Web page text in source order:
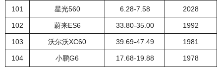
101 星光560 6.28-7.58 2028
102 蔚来ES6 33.80-35.00 1992
103 沃尔沃XC60 39.69-47.49 1981
104 小鹏G6 17.68-19.88 1978